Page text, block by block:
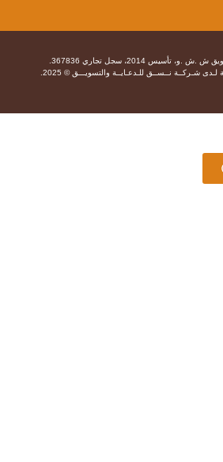
تأسيس 2014، سجل تجاري 367836.
شـركــة نــســق للـدعـايــة والتسويـــق © 2025.